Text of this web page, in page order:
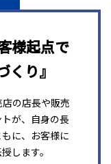
様起点で
くり』
の店長や販売
が、自身の長
に、お客様に
します。